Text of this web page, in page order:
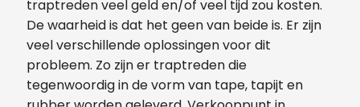
traptreden veel geld en/of veel tijd zou kosten.
De waarheid is dat het geen van beide is. Er zijn
veel verschillende oplossingen voor dit
probleem. Zo zijn er traptreden die
tegenwoordig in de vorm van tape, tapijt en